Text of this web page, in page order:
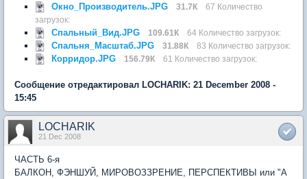
Окно_Производитель.JPG 31.7К
67 Количество
загрузок:
Спальный_Вид.JPG 109.61К 64 Количество загрузок:
Спальня_Масштаб.JPG 31.88К 83 Количество загрузок:
Корридор.JPG 156.79К 61 Количество загрузок:
Сообщение отредактировал LOCHARIK: 21 December 2008 -
15:45
LOCHARIK
21 Dec 2008
ЧАСТЬ 6-я
БАЛКОН, ФЭНШУЙ, МИРОВОЗЗРЕНИЕ, ПЕРСПЕКТИВЫ или "А